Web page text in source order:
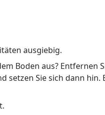
ausgiebig.
Boden aus? Entfernen
Sie sich dann hin.